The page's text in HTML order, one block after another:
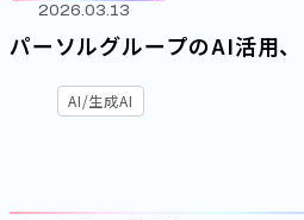
2026.03.13
パーソルグループのAI活用
AI/生成AI